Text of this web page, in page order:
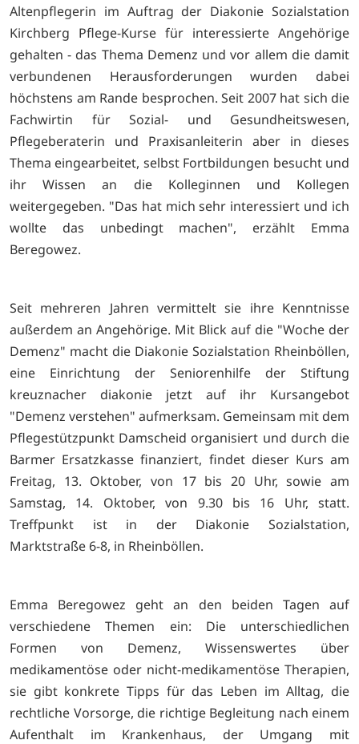
Altenpflegerin im Auftrag der Diakonie Sozialstation
Kirchberg Pflege-Kurse für interessierte Angehörige
gehalten - das Thema Demenz und vor allem die damit
verbundenen Herausforderungen wurden dabei
höchstens am Rande besprochen. Seit 2007 hat sich die
Fachwirtin für Sozial- und Gesundheitswesen,
Pflegeberaterin und Praxisanleiterin aber in dieses
Thema eingearbeitet, selbst Fortbildungen besucht und
ihr Wissen an die Kolleginnen und Kollegen
weitergegeben. "Das hat mich sehr interessiert und ich
wollte das unbedingt machen", erzählt Emma
Beregowez.
Seit mehreren Jahren vermittelt sie ihre Kenntnisse
außerdem an Angehörige. Mit Blick auf die "Woche der
Demenz" macht die Diakonie Sozialstation Rheinböllen,
eine Einrichtung der Seniorenhilfe der Stiftung
kreuznacher diakonie jetzt auf ihr Kursangebot
"Demenz verstehen" aufmerksam. Gemeinsam mit dem
Pflegestützpunkt Damscheid organisiert und durch die
Barmer Ersatzkasse finanziert, findet dieser Kurs am
Freitag, 13. Oktober, von 17 bis 20 Uhr, sowie am
Samstag, 14. Oktober, von 9.30 bis 16 Uhr, statt.
Treffpunkt ist in der Diakonie Sozialstation,
Marktstraße 6-8, in Rheinböllen.
Emma Beregowez geht an den beiden Tagen auf
verschiedene Themen ein: Die unterschiedlichen
Formen von Demenz, Wissenswertes über
medikamentöse oder nicht-medikamentöse Therapien,
sie gibt konkrete Tipps für das Leben im Alltag, die
rechtliche Vorsorge, die richtige Begleitung nach einem
Aufenthalt im Krankenhaus, der Umgang mit